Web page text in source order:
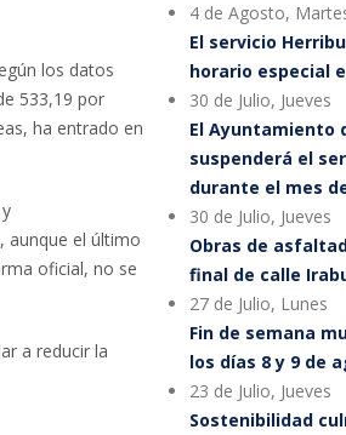
los datos
533,19 por
ha entrado en
aunque el último
oficial, no se
a reducir la
4 de Agosto,
El servicio
horario especial
30 de Julio, Jueves
El Ayuntamiento
suspenderá el
durante el mes
30 de Julio, Jueves
Obras de
final de calle
27 de Julio, Lunes
Fin de semana
los días 8 y 9 de
23 de Julio, Jueves
Sostenibilidad